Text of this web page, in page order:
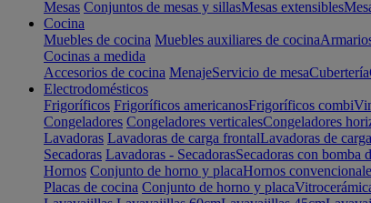
Mesas Conjuntos de mesas y sillasMesas extensibles
Cocina
Muebles de cocina Muebles auxiliares de cocina
Cocinas a medida
Accesorios de cocina MenajeServicio de mesaCubertería
Electrodomésticos
Frigoríficos Frigoríficos americanosFrigoríficos combi
Congeladores Congeladores verticalesCongeladores
Lavadoras Lavadoras de carga frontalLavadoras de
Secadoras Lavadoras - SecadorasSecadoras con bomba
Hornos Conjunto de horno y placaHornos
Placas de cocina Conjunto de horno y placa